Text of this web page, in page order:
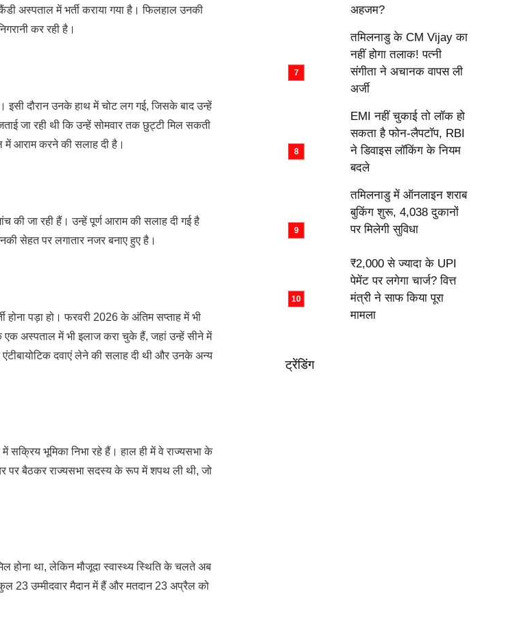
अस्पताल में भर्ती कराया गया है। फिलहाल उनकी
कर रही है।
इसी दौरान उनके हाथ में चोट लग गई, जिसके बाद उन्हें
जा रही थी कि उन्हें सोमवार तक छुट्टी मिल सकती
में आराम करने की सलाह दी है।
जा रही हैं। उन्हें पूर्ण आराम की सलाह दी गई है
सेहत पर लगातार नजर बनाए हुए है।
होना पड़ा हो। फरवरी 2026 के अंतिम सप्ताह में भी
एक अस्पताल में भी इलाज करा चुके हैं, जहां उन्हें सीने में
दवाएं लेने की सलाह दी थी और उनके अन्य
में सक्रिय भूमिका निभा रहे हैं। हाल ही में वे राज्यसभा के
पर बैठकर राज्यसभा सदस्य के रूप में शपथ ली थी, जो
होना था, लेकिन मौजूदा स्वास्थ्य स्थिति के चलते अब
23 उम्मीदवार मैदान में हैं और मतदान 23 अप्रैल को
अहजम?
तमिलनाडु के CM Vijay का
नहीं होगा तलाक! पत्नी
संगीता ने अचानक वापस ली
अर्जी
EMI नहीं चुकाई तो लॉक हो
सकता है फोन-लैपटॉप, RBI
ने डिवाइस लॉकिंग के नियम
बदले
तमिलनाडु में ऑनलाइन शराब
बुकिंग शुरू, 4,038 दुकानों
पर मिलेगी सुविधा
₹2,000 से ज्यादा के UPI
पेमेंट पर लगेगा चार्ज? वित्त
मंत्री ने साफ किया पूरा
मामला
ट्रेंडिंग